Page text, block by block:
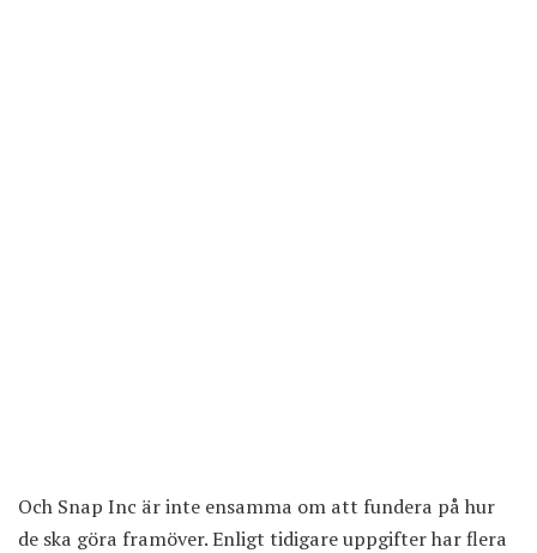
Och Snap Inc är inte ensamma om att fundera på hur
de ska göra framöver. Enligt tidigare uppgifter har flera